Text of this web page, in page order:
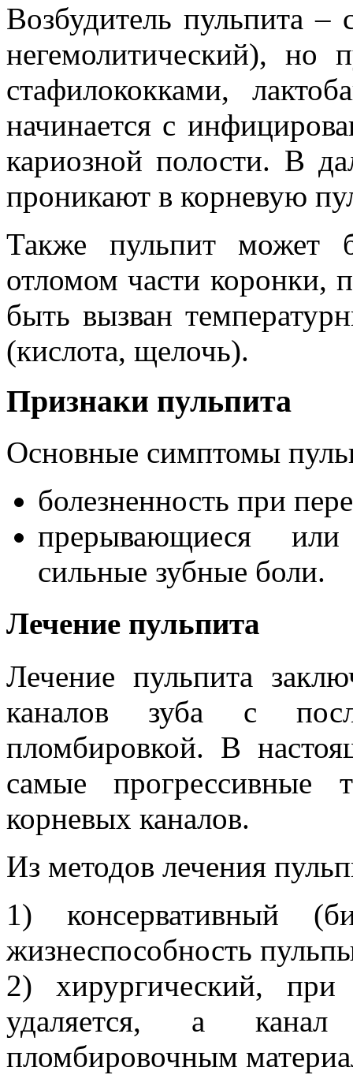
Возбудитель пульпита –
негемолитический), но
стафилококками,
начинается с
кариозной полости. В
проникают в корневую
Также пульпит может
отломом части коронки,
быть вызван
(кислота, щелочь).
Признаки пульпита
Основные симптомы
болезненность при
прерывающиеся
сильные зубные боли.
Лечение пульпита
Лечение пульпита
каналов зуба с
пломбировкой. В
самые прогрессивные
корневых каналов.
Из методов лечения
1) консервативный
жизнеспособность
2) хирургический, при
удаляется, а канал
пломбировочным